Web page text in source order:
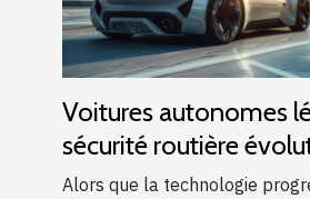
Voitures autonomes
sécurité routière
Alors que la technologie